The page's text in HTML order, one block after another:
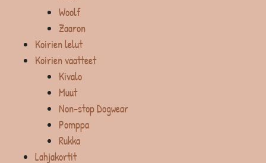
Woolf
Zaaron
Koirien lelut
Koirien vaatteet
Kivalo
Muut
Non-stop Dogwear
Pomppa
Rukka
Lahjakortit